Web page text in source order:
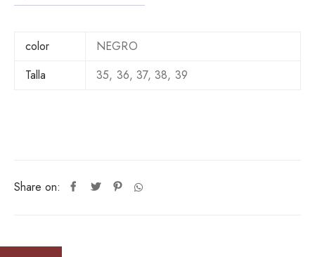
q
n
t
Share on:
color
NEGRO
Talla
35, 36, 37, 38, 39